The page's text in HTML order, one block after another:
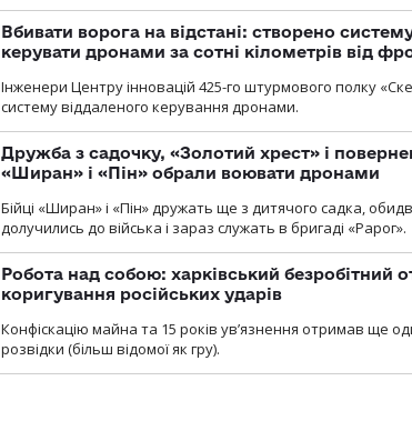
Вбивати ворога на відстані: створено
керувати дронами за сотні кілометрів від
Інженери Центру інновацій 425-го штурмового полку
систему віддаленого керування дронами.
Дружба з садочку, «Золотий хрест» і
«Ширан» і «Пін» обрали воювати дронами
Бійці «Ширан» і «Пін» дружать ще з дитячого садка,
долучились до війська і зараз служать в бригаді «Рарог».
Робота над собою: харківський безробітний
коригування російських ударів
Конфіскацію майна та 15 років увʼязнення отримав ще
розвідки (більш відомої як гру).